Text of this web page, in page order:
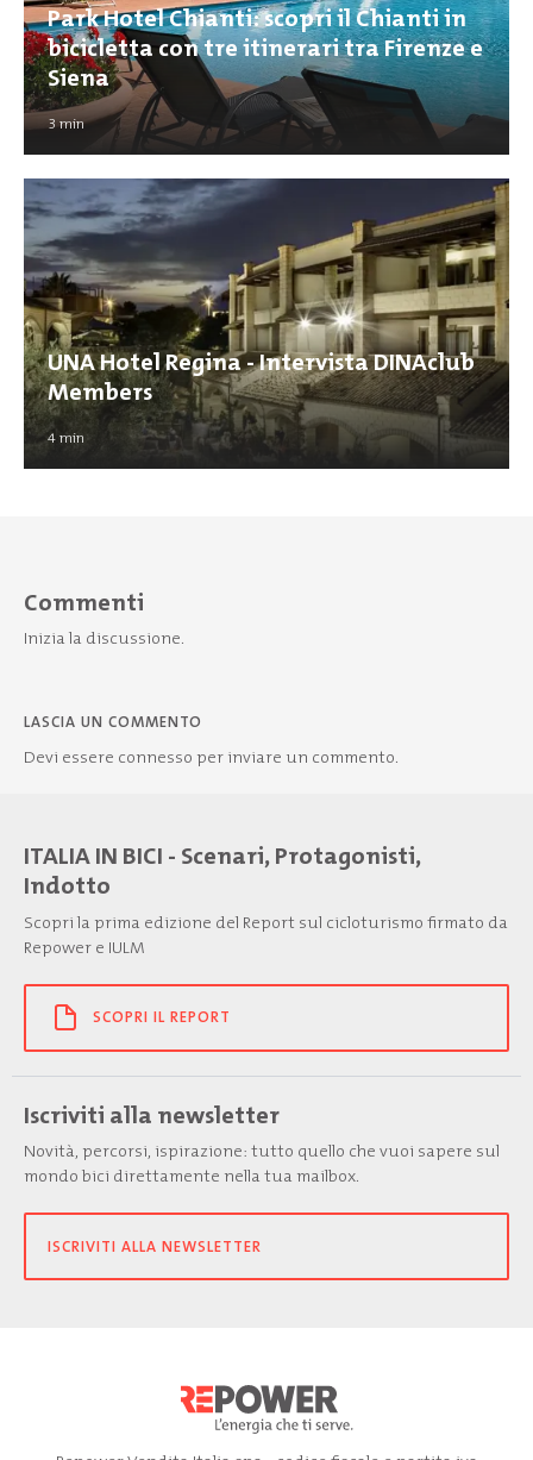
Park Hotel Chianti: scopri il Chianti in
bicicletta con tre itinerari tra Firenze e
Siena
3min
UNA Hotel Regina - Intervista DINAclub
Members
4min
Commenti
Inizia la discussione.
LASCIA UN COMMENTO
Devi essere connesso per inviare un commento.
ITALIA IN BICI - Scenari, Protagonisti,
Indotto
Scopri la prima edizione del Report sul cicloturismo firmato da
Repower e IULM
SCOPRI IL REPORT
Iscriviti alla newsletter
Novità, percorsi, ispirazione: tutto quello che vuoi sapere sul
mondo bici direttamente nella tua mailbox.
ISCRIVITI ALLA NEWSLETTER